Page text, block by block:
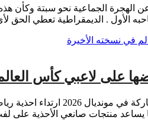
عن الهجرة الجماعية نحو سبتة
الأول . الديمقراطية تعطي الحق
على لاعبي كأس
بعد الفضيحة المدوية
يساعد منتجات صانعي الأحذية على